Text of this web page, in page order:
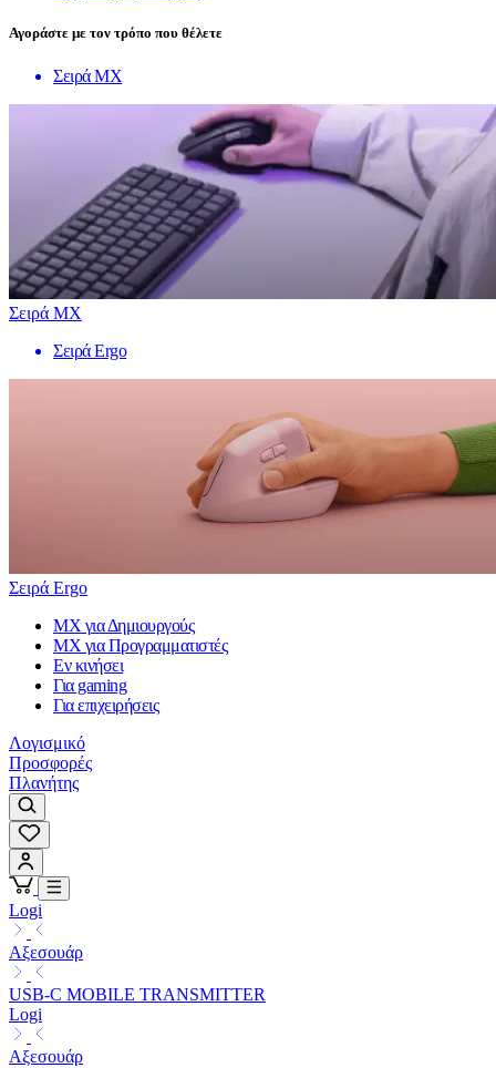
Αγοράστε με τον τρόπο που θέλετε
Σειρά MX
Σειρά MX
Σειρά Ergo
Σειρά Ergo
MX για Δημιουργούς
MX για Προγραμματιστές
Εν κινήσει
Για gaming
Για επιχειρήσεις
Λογισμικό
Προσφορές
Πλανήτης
Logi
Αξεσουάρ
USB-C MOBILE TRANSMITTER
Logi
Αξεσουάρ